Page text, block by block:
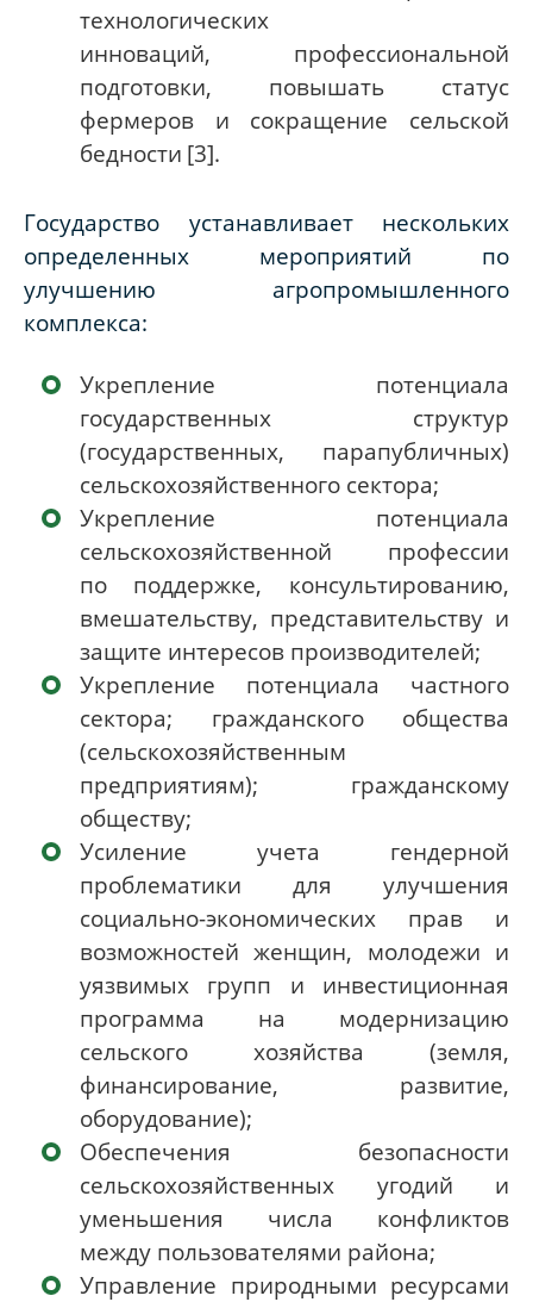
технологических
инноваций,
профессиональной
подготовки, повышать статус
фермеров и сокращение сельской
бедности [3].
Государство устанавливает нескольких
определенных мероприятий по
улучшению агропромышленного
комплекса:
Укрепление потенциала
государственных структур
(государственных, парапубличных)
сельскохозяйственного сектора;
Укрепление потенциала
сельскохозяйственной профессии
по
поддержке, консультированию,
вмешательству, представительству и
защите интересов производителей;
Укрепление потенциала частного
сектора; гражданского общества
(сельскохозяйственным
предприятиям); гражданскому
обществу;
Усиление учета гендерной
проблематики для улучшения
социально-экономических прав и
возможностей женщин, молодежи и
уязвимых групп и инвестиционная
программа на модернизацию
сельского хозяйства (земля,
финансирование, развитие,
оборудование);
Обеспечения безопасности
сельскохозяйственных угодий и
уменьшения числа конфликтов
между пользователями района;
Управление природными ресурсами